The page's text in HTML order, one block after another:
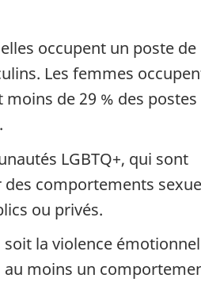
occupent un poste de
Les femmes
de 29 % des postes
LGBTQ+, qui sont
comportements
ou privés.
la violence
au moins un